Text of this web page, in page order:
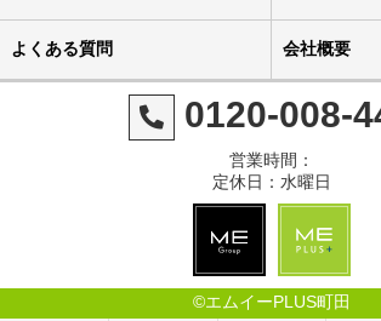
よくある質問 会社概要
0120-008-
営業時間：
定休日：水曜日
©エムイーPLUS町田